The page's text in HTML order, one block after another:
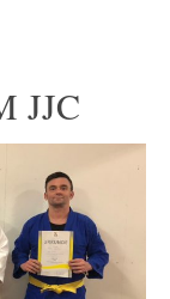
JJC